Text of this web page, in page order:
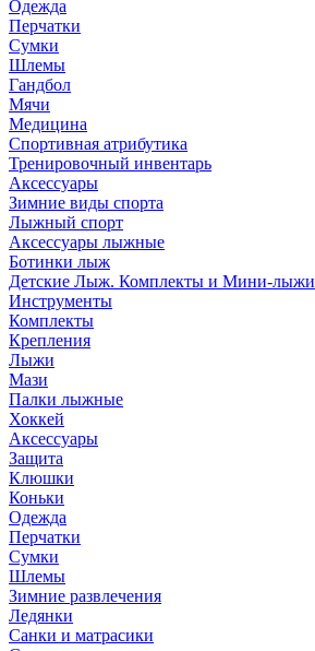
Одежда
Перчатки
Сумки
Шлемы
Гандбол
Мячи
Медицина
Спортивная атрибутика
Тренировочный инвентарь
Аксессуары
Зимние виды спорта
Лыжный спорт
Аксессуары лыжные
Ботинки лыж
Детские Лыж. Комплекты и Мини-лыжи
Инструменты
Комплекты
Крепления
Лыжи
Мази
Палки лыжные
Хоккей
Аксессуары
Защита
Клюшки
Коньки
Одежда
Перчатки
Сумки
Шлемы
Зимние развлечения
Ледянки
Санки и матрасики